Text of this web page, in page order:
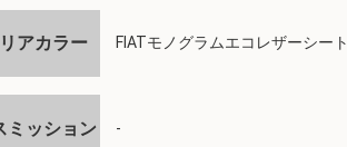
アカラー FIATモノグラムエコレザーシート
ミッション -